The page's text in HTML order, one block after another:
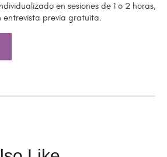
en sesiones de 1 o 2 horas,
entrevista previa gratuita.